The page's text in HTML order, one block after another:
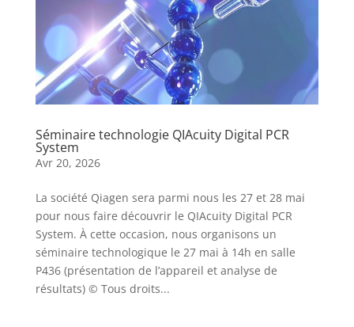
Séminaire technologie QIAcuity Digital PCR
System
Avr 20, 2026
La société Qiagen sera parmi nous les 27 et 28 mai
pour nous faire découvrir le QIAcuity Digital PCR
System. À cette occasion, nous organisons un
séminaire technologique le 27 mai à 14h en salle
P436 (présentation de l’appareil et analyse de
résultats) © Tous droits...